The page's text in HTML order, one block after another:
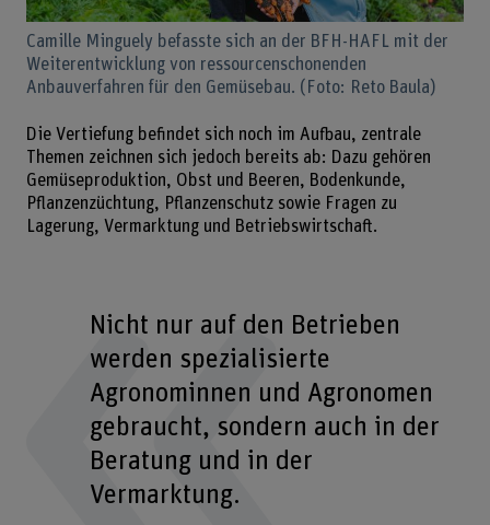
Camille Minguely befasste sich an der BFH-HAFL mit der
Weiterentwicklung von ressourcenschonenden
Anbauverfahren für den Gemüsebau. (Foto: Reto Baula)
Die Vertiefung befindet sich noch im Aufbau, zentrale
Themen zeichnen sich jedoch bereits ab: Dazu gehören
Gemüseproduktion, Obst und Beeren, Bodenkunde,
Pflanzenzüchtung, Pflanzenschutz sowie Fragen zu
Lagerung, Vermarktung und Betriebswirtschaft.
Nicht nur auf den Betrieben
werden spezialisierte
Agronominnen und Agronomen
gebraucht, sondern auch in der
Beratung und in der
Vermarktung.